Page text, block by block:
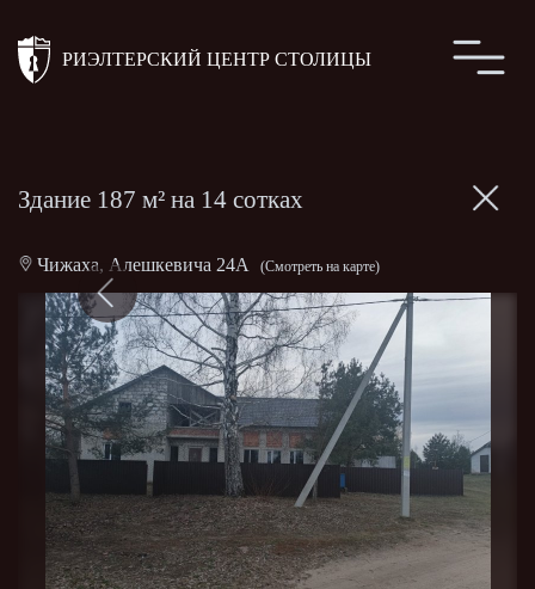
РИЭЛТЕРСКИЙ ЦЕНТР СТОЛИЦЫ
Здание 187 м² на 14 сотках
Чижаха, Алешкевича 24А (Смотреть на карте)